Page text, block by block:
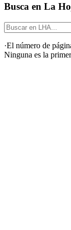
Busca en La
Buscar
en
LHA...
·El número de
Ninguna es la